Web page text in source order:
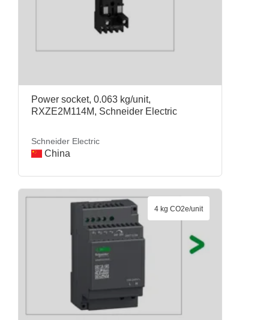
Power socket, 0.063 kg/unit,
RXZE2M114M, Schneider Electric
Schneider Electric
China
4 kg CO2e/unit